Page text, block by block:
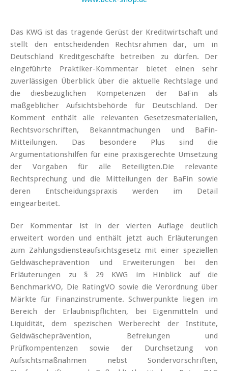
Das KWG ist das tragende Gerüst der Kreditwirtschaft und
stellt den entscheidenden Rechtsrahmen dar, um in
Deutschland Kreditgeschäfte betreiben zu dürfen. Der
eingeführte Praktiker-Kommentar bietet einen sehr
zuverlässigen Überblick über die aktuelle Rechtslage und
die diesbezüglichen Kompetenzen der BaFin als
maßgeblicher Aufsichtsbehörde für Deutschland. Der
Komment enthält alle relevanten Gesetzesmaterialien,
Rechtsvorschriften, Bekanntmachungen und BaFin-
Mitteilungen. Das besondere Plus sind die
Argumentations­hilfen für eine praxisgerechte Umsetzung
der Vorgaben für alle Beteiligten.Die relevante
Rechtsprechung und die Mitteilungen der BaFin sowie
deren Entscheidungspraxis werden im Detail
eingearbeitet.
Der Kommentar ist in der vierten Auflage deutlich
erweitert worden und enthält jetzt auch Erläuterungen
zum Zahlungsdiensteaufsichtsgesetz mit einer speziellen
Geldwäscheprävention und Erweiterungen bei den
Erläuterungen zu § 29 KWG im Hinblick auf die
BenchmarkVO, Die RatingVO sowie die Verordnung über
Märkte für Finanzinstrumente. Schwerpunkte liegen im
Bereich der Erlaubnispflichten, bei Eigenmitteln und
Liquidität, dem spezischen Werberecht der Institute,
Geldwäscheprävention, Befreiungen und
Prüfkompentenzen sowie der Durchsetzung von
Aufsichtsmaßnahmen nebst Sondervorschriften,